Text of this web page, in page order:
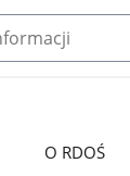
O RDOŚ